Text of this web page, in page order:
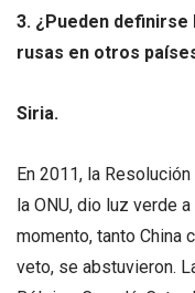
3. ¿Pueden
rusas en otros
Siria.
En 2011, la
la ONU, dio luz verde
momento, tanto China
veto, se abstuvieron.